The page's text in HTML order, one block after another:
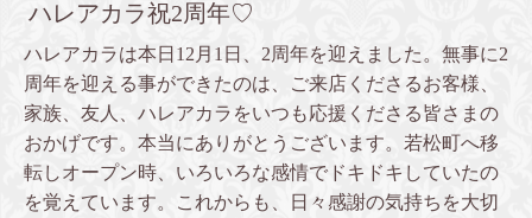
ハレアカラ祝2周年♡
ハレアカラは本日12月1日、2周年を迎えました。無事に2
周年を迎える事ができたのは、ご来店くださるお客様、
家族、友人、ハレアカラをいつも応援くださる皆さまの
おかげです。本当にありがとうございます。若松町へ移
転しオープン時、いろいろな感情でドキドキしていたの
を覚えています。これからも、日々感謝の気持ちを大切